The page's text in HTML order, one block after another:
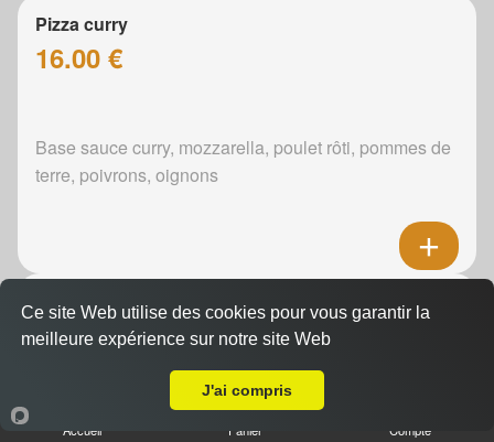
Pizza curry
16.00 €
Base sauce curry, mozzarella, poulet rôti, pommes de
terre, poivrons, oignons
Pizza boursin
16.00 €
Boursin, mozzarella, poulet rôti, pommes de terre,
Accueil Panier Compte
Ce site Web utilise des cookies pour vous garantir la
meilleure expérience sur notre site Web
J'ai compris